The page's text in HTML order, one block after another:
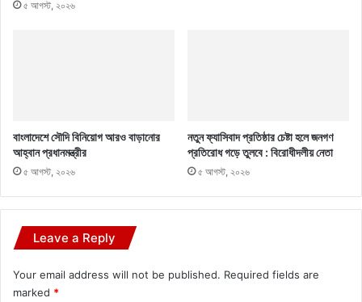
৫ আগস্ট, ২০২৬
বাংলাদেশে সৌদি বিনিয়োগ আরও বাড়ানোর
আহ্বান প্রধানমন্ত্রীর
৫ আগস্ট, ২০২৬
নতুন ফ্যাসিবাদ প্রতিষ্ঠার চেষ্টা হলে জনগণ
প্রতিরোধ গড়ে তুলবে : বিরোধীদলীয় নেতা
৫ আগস্ট, ২০২৬
Leave a Reply
Your email address will not be published. Required fields are
marked *